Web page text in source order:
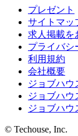
プレゼント
サイトマッ
求人掲載を
プライバシ
利用規約
会社概要
ジョブハウ
ジョブハウ
ジョブハウ
© Techouse, Inc.